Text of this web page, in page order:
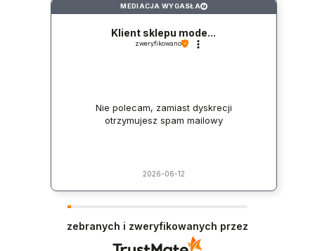
MEDIACJA WYGASŁA ?
Klient sklepu mode...
zweryfikowano
Nie polecam, zamiast dyskrecji
otrzymujesz spam mailowy
2026-06-12
zebranych i zweryfikowanych przez